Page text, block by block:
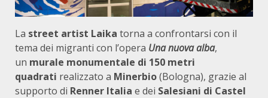
La street artist Laika torna a confrontarsi con il
tema dei migranti con l’opera Una nuova alba,
un murale monumentale di 150 metri
quadrati realizzato a Minerbio(Bologna), grazie al
supporto di Renner Italia e dei Salesiani di Castel